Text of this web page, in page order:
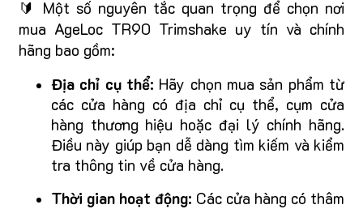
🔰 Một số nguyên tắc quan trọng để chọn nơi
mua AgeLoc TR90 Trimshake uy tín và chính
hãng bao gồm:
Địa chỉ cụ thể: Hãy chọn mua sản phẩm từ
các cửa hàng có địa chỉ cụ thể, cụm cửa
hàng thương hiệu hoặc đại lý chính hãng.
Điều này giúp bạn dễ dàng tìm kiếm và kiểm
tra thông tin về cửa hàng.
Thời gian hoạt động: Các cửa hàng có thâm